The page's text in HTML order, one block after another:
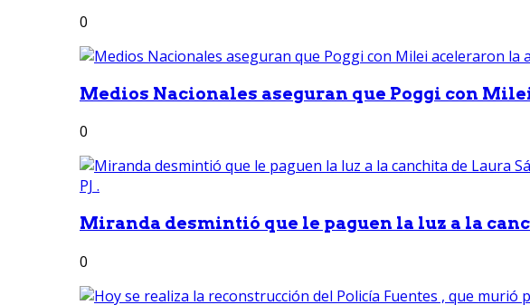
0
Medios Nacionales aseguran que Poggi con
0
Miranda desmintió que le paguen la luz a la
0